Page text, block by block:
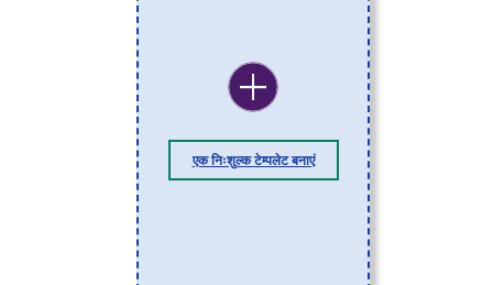
एक निःशुल्क टेम्पलेट बनाएं